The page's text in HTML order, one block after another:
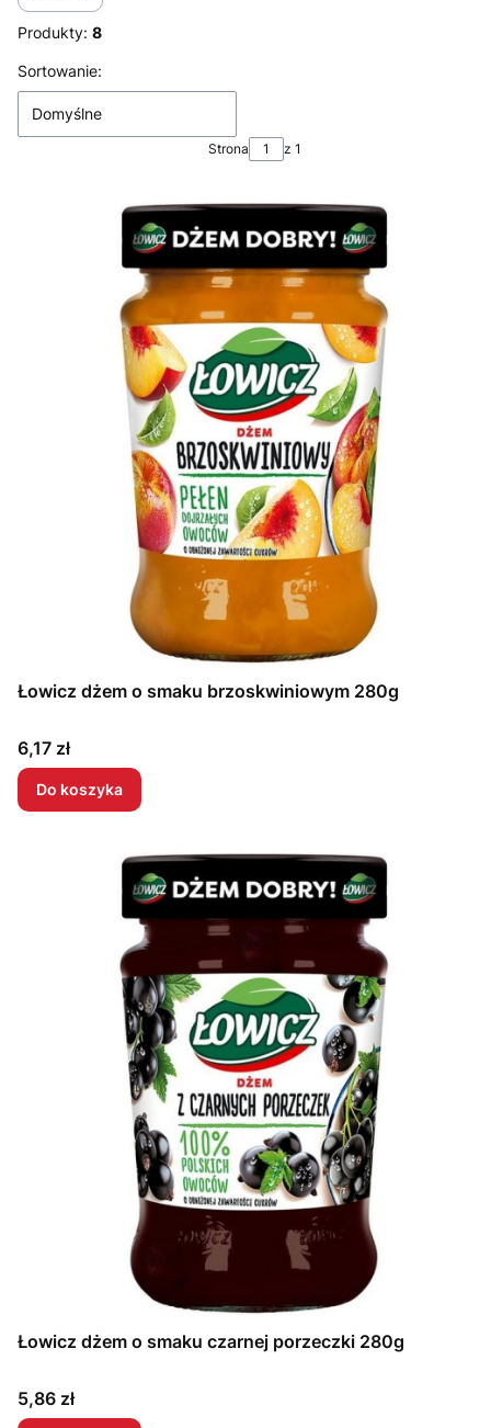
Produkty: 8
Lista produktów
Sortowanie:
Domyślne
Strona z 1
Łowicz dżem o smaku brzoskwiniowym 280g
Cena
6,17 zł
Do koszyka
Łowicz dżem o smaku czarnej porzeczki 280g
Cena
5,86 zł